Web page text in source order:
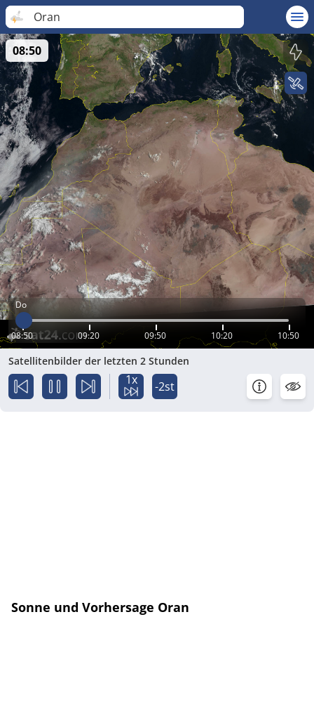
Oran
Do
08:50 09:20 09:50 10:20 10:50
08:50
Satellitenbilder der letzten 2 Stunden
1x -2st
Sonne und Vorhersage Oran